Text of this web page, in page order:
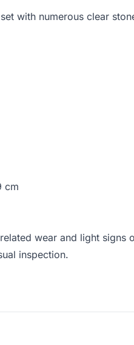
with numerous clear
cm
wear and light signs
inspection.